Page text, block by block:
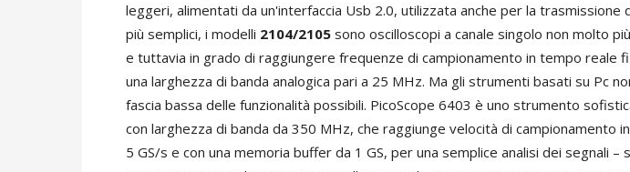
leggeri, alimentati da un'interfaccia Usb 2.0, utilizzata anche per la trasmissione
più semplici, i modelli 2104/2105 sono oscilloscopi a canale singolo non molto
e tuttavia in grado di raggiungere frequenze di campionamento in tempo reale
una larghezza di banda analogica pari a 25 MHz. Ma gli strumenti basati su Pc
fascia bassa delle funzionalità possibili. PicoScope 6403 è uno strumento
con larghezza di banda da 350 MHz, che raggiunge velocità di campionamento
5 GS/s e con una memoria buffer da 1 GS, per una semplice analisi dei segnali –